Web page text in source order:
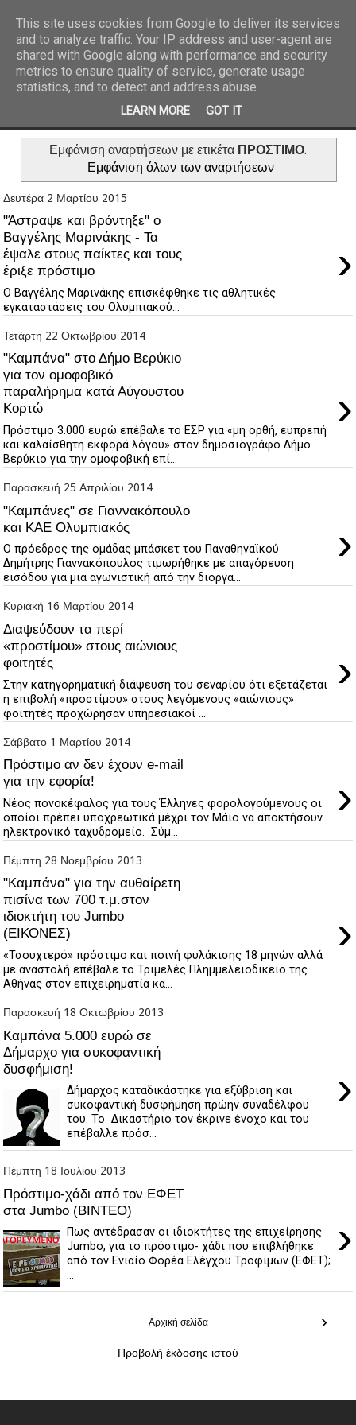
REPORTAZ NET
Εμφάνιση αναρτήσεων με ετικέτα ΠΡΟΣΤΙΜΟ.
Εμφάνιση όλων των αναρτήσεων
Δευτέρα 2 Μαρτίου 2015
"Άστραψε και βρόντηξε" ο
Βαγγέλης Μαρινάκης - Τα
έψαλε στους παίκτες και τους
έριξε πρόστιμο
›
Ο Βαγγέλης Μαρινάκης επισκέφθηκε τις αθλητικές
εγκαταστάσεις του Ολυμπιακού...
Τετάρτη 22 Οκτωβρίου 2014
"Καμπάνα" στο Δήμο Βερύκιο
για τον ομοφοβικό
παραλήρημα κατά Αύγουστου
Κορτώ
›
Πρόστιμο 3.000 ευρώ επέβαλε το ΕΣΡ για «μη ορθή, ευπρεπή
και καλαίσθητη εκφορά λόγου» στον δημοσιογράφο Δήμο
Βερύκιο για την ομοφοβική επί...
Παρασκευή 25 Απριλίου 2014
"Καμπάνες" σε Γιαννακόπουλο
και ΚΑΕ Ολυμπιακός
›
Ο πρόεδρος της ομάδας μπάσκετ του Παναθηναϊκού
Δημήτρης Γιαννακόπουλος τιμωρήθηκε με απαγόρευση
εισόδου για μια αγωνιστική από την διοργα...
Κυριακή 16 Μαρτίου 2014
Διαψεύδουν τα περί
«προστίμου» στους αιώνιους
φοιτητές
›
Στην κατηγορηματική διάψευση του σεναρίου ότι εξετάζεται
η επιβολή «προστίμου» στους λεγόμενους «αιώνιους»
φοιτητές προχώρησαν υπηρεσιακοί ...
Σάββατο 1 Μαρτίου 2014
Πρόστιμο αν δεν έχουν e-mail
για την εφορία!
›
Νέος πονοκέφαλος για τους Έλληνες φορολογούμενους οι
οποίοι πρέπει υποχρεωτικά μέχρι τον Μάιο να αποκτήσουν
ηλεκτρονικό ταχυδρομείο. Σύμ...
Πέμπτη 28 Νοεμβρίου 2013
"Καμπάνα" για την αυθαίρετη
πισίνα των 700 τ.μ.στον
ιδιοκτήτη του Jumbo
(ΕΙΚΟΝΕΣ)
›
«Τσουχτερό» πρόστιμο και ποινή φυλάκισης 18 μηνών αλλά
με αναστολή επέβαλε το Τριμελές Πλημμελειοδικείο της
Αθήνας στον επιχειρηματία κα...
Παρασκευή 18 Οκτωβρίου 2013
Καμπάνα 5.000 ευρώ σε
Δήμαρχο για συκοφαντική
δυσφήμιση!
›
Δήμαρχος καταδικάστηκε για εξύβριση και
συκοφαντική δυσφήμηση πρώην συναδέλφου
του. Το Δικαστήριο τον έκρινε ένοχο και του
επέβαλλε πρόσ...
Πέμπτη 18 Ιουλίου 2013
Πρόστιμο-χάδι από τον ΕΦΕΤ
στα Jumbo (ΒΙΝΤΕΟ)
›
Πως αντέδρασαν οι ιδιοκτήτες της επιχείρησης
Jumbo, για το πρόστιμο- χάδι που επιβλήθηκε
από τον Ενιαίο Φορέα Ελέγχου Τροφίμων (ΕΦΕΤ);
...
›
Αρχική σελίδα
Προβολή έκδοσης ιστού
This site uses cookies from Google to deliver its services
and to analyze traffic. Your IP address and user-agent are
shared with Google along with performance and security
metrics to ensure quality of service, generate usage
statistics, and to detect and address abuse.
LEARN MORE GOT IT